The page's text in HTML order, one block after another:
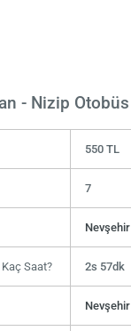
- Nizip
550 TL
7
Kaç Saat? 2s 57dk